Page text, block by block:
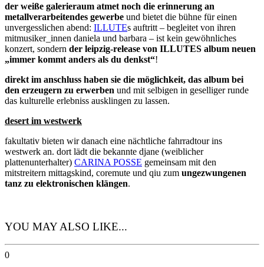
der weiße galerieraum atmet noch die erinnerung an
metallverarbeitendes gewerbe und bietet die bühne für einen
unvergesslichen abend: ILLUTEs auftritt – begleitet von ihren
mitmusiker_innen daniela und barbara – ist kein gewöhnliches
konzert, sondern der leipzig-release von ILLUTES album neuen
„immer kommt anders als du denkst“!
direkt im anschluss haben sie die möglichkeit, das album bei
den erzeugern zu erwerben und mit selbigen in geselliger runde
das kulturelle erlebniss ausklingen zu lassen.
desert im westwerk
fakultativ bieten wir danach eine nächtliche fahrradtour ins
westwerk an. dort lädt die bekannte djane (weiblicher
plattenunterhalter) CARINA POSSE gemeinsam mit den
mitstreitern mittagskind, coremute und qiu zum ungezwungenen
tanz zu elektronischen klängen.
YOU MAY ALSO LIKE...
0